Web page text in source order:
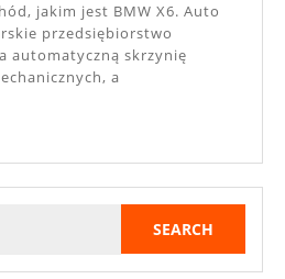
jakim jest BMW X6. Auto
przedsiębiorstwo
automatyczną skrzynię
a